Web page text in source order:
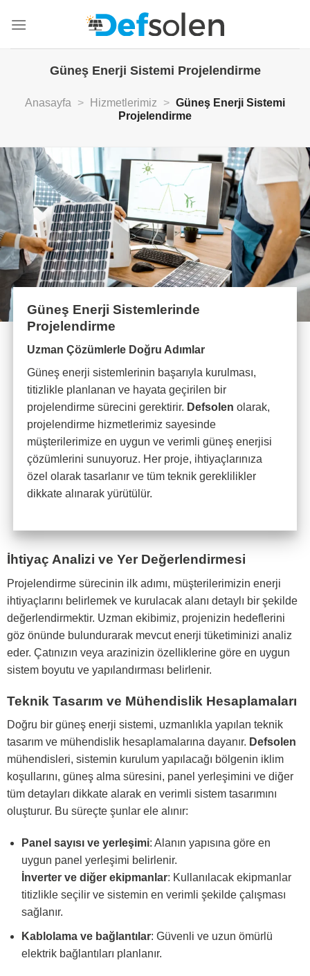
atla
Güneş Enerji Sistemi Projelendirme
Anasayfa > Hizmetlerimiz > Güneş Enerji Sistemi
Projelendirme
Güneş Enerji Sistemlerinde
Projelendirme
Uzman Çözümlerle Doğru Adımlar
Güneş enerji sistemlerinin başarıyla kurulması,
titizlikle planlanan ve hayata geçirilen bir
projelendirme sürecini gerektirir. Defsolen olarak,
projelendirme hizmetlerimiz sayesinde
müşterilerimize en uygun ve verimli güneş enerjisi
çözümlerini sunuyoruz. Her proje, ihtiyaçlarınıza
özel olarak tasarlanır ve tüm teknik gereklilikler
dikkate alınarak yürütülür.
İhtiyaç Analizi ve Yer Değerlendirmesi
Projelendirme sürecinin ilk adımı, müşterilerimizin enerji
ihtiyaçlarını belirlemek ve kurulacak alanı detaylı bir şekilde
değerlendirmektir. Uzman ekibimiz, projenizin hedeflerini
göz önünde bulundurarak mevcut enerji tüketiminizi analiz
eder. Çatınızın veya arazinizin özelliklerine göre en uygun
sistem boyutu ve yapılandırması belirlenir.
Teknik Tasarım ve Mühendislik Hesaplamaları
Doğru bir güneş enerji sistemi, uzmanlıkla yapılan teknik
tasarım ve mühendislik hesaplamalarına dayanır. Defsolen
mühendisleri, sistemin kurulum yapılacağı bölgenin iklim
koşullarını, güneş alma süresini, panel yerleşimini ve diğer
tüm detayları dikkate alarak en verimli sistem tasarımını
oluşturur. Bu süreçte şunlar ele alınır:
Panel sayısı ve yerleşimi: Alanın yapısına göre en
uygun panel yerleşimi belirlenir.
İnverter ve diğer ekipmanlar: Kullanılacak ekipmanlar
titizlikle seçilir ve sistemin en verimli şekilde çalışması
sağlanır.
Kablolama ve bağlantılar: Güvenli ve uzun ömürlü
elektrik bağlantıları planlanır.